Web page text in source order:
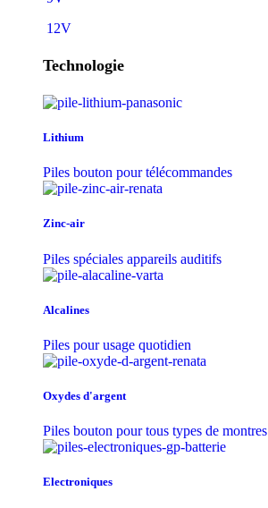
12V
Technologie
Lithium
Piles bouton pour télécommandes
Zinc-air
Piles spéciales appareils auditifs
Alcalines
Piles pour usage quotidien
Oxydes d'argent
Piles bouton pour tous types de montres
Electroniques